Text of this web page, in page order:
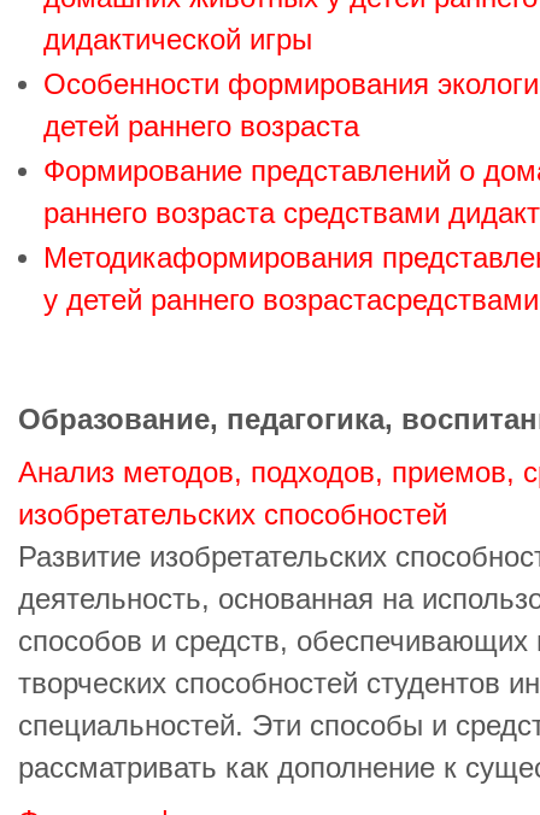
дидактической игры
Особенности формирования
детей раннего возраста
Формирование представлений о
раннего возраста средствами
Методикаформирования
у детей раннего
Образование, педагогика,
Анализ методов, подходов, приемов,
изобретательских способностей
Развитие изобретательских
деятельность, основанная на
способов и средств, обеспечивающих
творческих способностей студентов
специальностей. Эти способы и
рассматривать как дополнение к